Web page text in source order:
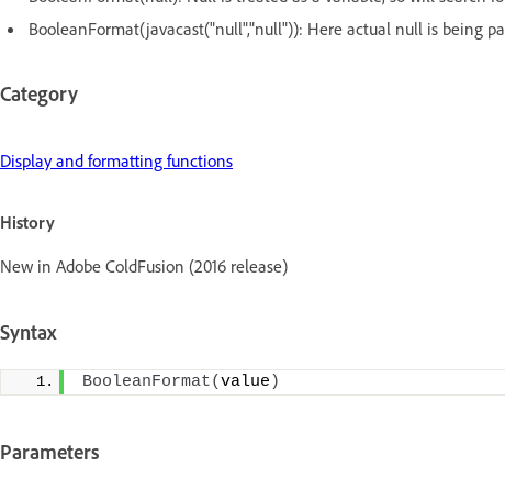
BooleanFormat(javacast("null","null")): Here actual null is being
Category
Display and formatting functions
History
New in Adobe ColdFusion (2016 release)
Syntax
BooleanFormat(value )
Parameters